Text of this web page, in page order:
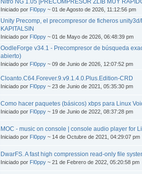
Iniciado por Fl0ppy ~ 01 de Agosto de 2026, 11:12:56 pm
Unity Precomp, el precompresor de ficheros
KAPITALSIN
Iniciado por Fl0ppy ~ 01 de Mayo de 2026, 06:48:39 pm
OodleForge v34.1 - Precompresor de búsqueda
abierto)
Iniciado por Fl0ppy ~ 09 de Junio de 2026, 12:07:52 pm
Cloanto.C64.Forever.9.v9.1.4.0.Plus.Edition-CRD
Iniciado por Fl0ppy ~ 23 de Junio de 2021, 05:35:30 pm
Como hacer paquetes (básicos) xbps para Linux
Iniciado por Fl0ppy ~ 19 de Junio de 2022, 08:37:28 pm
MOC - music on console | console audio player for
Iniciado por Fl0ppy ~ 14 de Octubre de 2021, 04:29:07 pm
DwarFS. A fast high compression read-only file
Iniciado por Fl0ppy ~ 21 de Febrero de 2022, 05:20:58 pm